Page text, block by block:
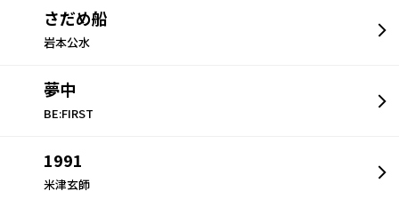
さだめ船
岩本公水
夢中
BE:FIRST
1991
米津玄師